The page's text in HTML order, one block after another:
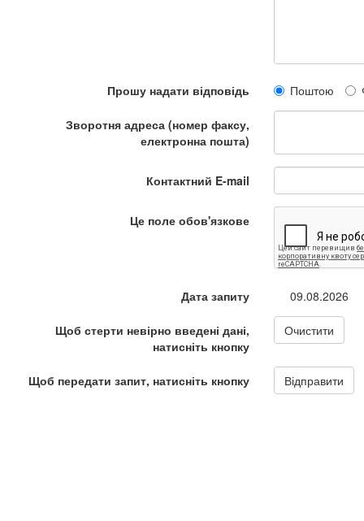
Прошу надати відповідь Поштою
Зворотня адреса (номер факсу,
електронна пошта)
Контактний E-mail
Це поле обов'язкове
Дата запиту 09.08.2026
Щоб стерти невірно введені дані,
натисніть кнопку
Очистити
Щоб передати запит, натисніть кнопку Відправити